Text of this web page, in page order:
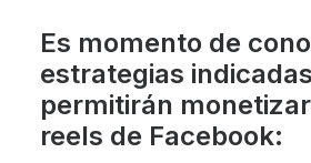
Es momento de
estrategias
permitirán
reels de Facebook: